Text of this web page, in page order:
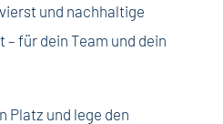
und nachhaltige
für dein Team und dein
Platz und lege den